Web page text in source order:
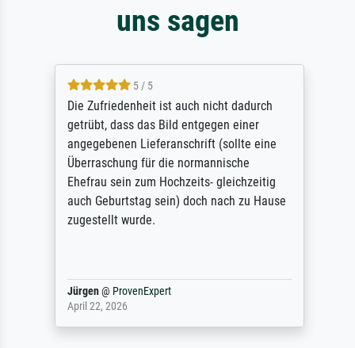
uns sagen
5 / 5
Die Zufriedenheit ist auch nicht dadurch
getrübt, dass das Bild entgegen einer
angegebenen Lieferanschrift (sollte eine
Überraschung für die normannische
Ehefrau sein zum Hochzeits- gleichzeitig
auch Geburtstag sein) doch nach zu Hause
zugestellt wurde.
Jürgen@ ProvenExpert
April 22, 2026